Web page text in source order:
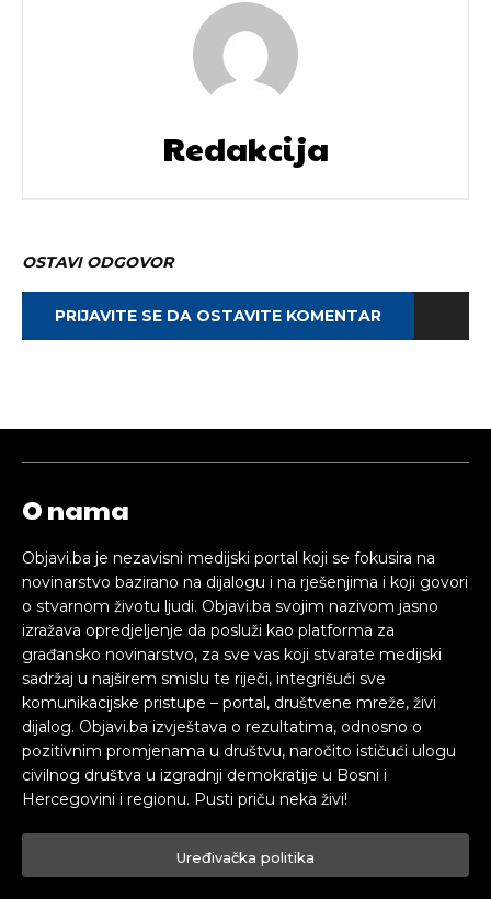
Redakcija
OSTAVI ODGOVOR
PRIJAVITE SE DA OSTAVITE KOMENTAR
O nama
Objavi.ba je nezavisni medijski portal koji se fokusira na
novinarstvo bazirano na dijalogu i na rješenjima i koji govori
o stvarnom životu ljudi. Objavi.ba svojim nazivom jasno
izražava opredjeljenje da posluži kao platforma za
građansko novinarstvo, za sve vas koji stvarate medijski
sadržaj u najširem smislu te riječi, integrišući sve
komunikacijske pristupe – portal, društvene mreže, živi
dijalog. Objavi.ba izvještava o rezultatima, odnosno o
pozitivnim promjenama u društvu, naročito ističući ulogu
civilnog društva u izgradnji demokratije u Bosni i
Hercegovini i regionu. Pusti priču neka živi!
Uređivačka politika